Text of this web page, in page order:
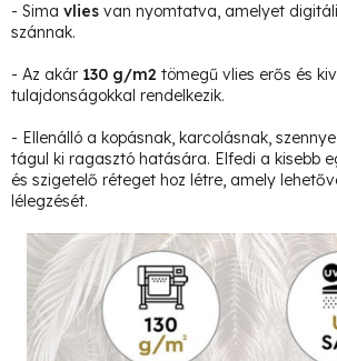
- Sima vlies van nyomtatva, amelyet
szánnak.
- Az akár 130 g/m2 tömegű vlies erős és
tulajdonságokkal rendelkezik.
- Ellenálló a kopásnak, karcolásnak,
tágul ki ragasztó hatására. Elfedi a kisebb
és szigetelő réteget hoz létre, amely
lélegzését.